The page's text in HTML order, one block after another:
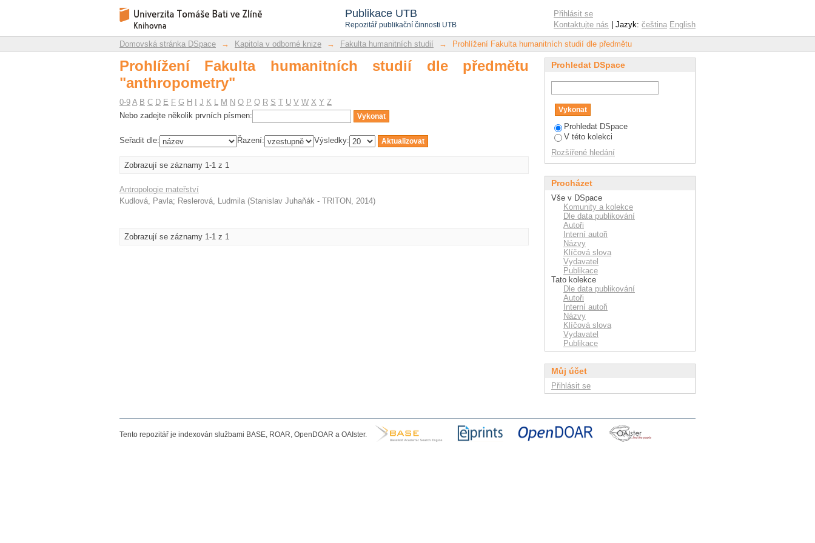
Publikace UTB
Repozitář publikační činnosti UTB
Prohlížení Fakulta humanitních studií dle předmětu "anthropometry"
Repozitář DSpace/Manakin
Přihlásit se
Kontaktujte nás | Jazyk: čeština English
Domovská stránka DSpace → Kapitola v odborné knize → Fakulta humanitních studií → Prohlížení Fakulta humanitních studií dle předmětu
Prohlížení Fakulta humanitních studií dle předmětu
"anthropometry"
0-9 A B C D E F G H J K L M N O P Q R S T U V W X Y Z
Nebo zadejte několik prvních písmen:
Seřadit dle: Řazení: Výsledky:
Zobrazují se záznamy 1-1 z 1
Antropologie mateřství
Kudlová, Pavla; Reslerová, Ludmila (Stanislav Juhaňák - TRITON, 2014)
Zobrazují se záznamy 1-1 z 1
Prohledat DSpace
Prohledat DSpace
V této kolekci
Rozšířené hledání
Procházet
Vše v DSpace
Komunity a kolekce
Dle data publikování
Autoři
Interní autoři
Názvy
Klíčová slova
Vydavatel
Publikace
Tato kolekce
Dle data publikování
Autoři
Interní autoři
Názvy
Klíčová slova
Vydavatel
Publikace
Můj účet
Přihlásit se
Tento repozitář je indexován službami BASE, ROAR, OpenDOAR a OAIster.